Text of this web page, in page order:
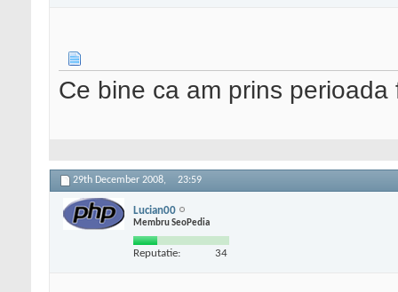
Ce bine ca am prins
29th December 2008, 23:59
Lucian00
Membru SeoPedia
Reputatie: 34